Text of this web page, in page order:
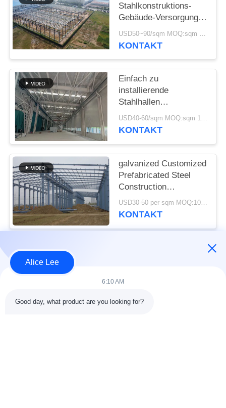
Stahlkonstruktions-
Gebäude-Versorgungs-
Lösung für Industrie
USD50~90/sqm MOQ:sqm 1000
KONTAKT
Einfach zu
installierende
Stahlhallen
Umweltfreundliche
Lagerlösungen
USD40-60/sqm MOQ:sqm 1000
KONTAKT
galvanized Customized
Prefabricated Steel
Construction
Framework Building
Supply Delivery
USD30-50 per sqm MOQ:1000 Quadratmeter
KONTAKT
Beliebte Kategorien
Stahlkonstruktionsbau
Werkstatt
Alice Lee
6:10 AM
Good day, what product are you looking for?